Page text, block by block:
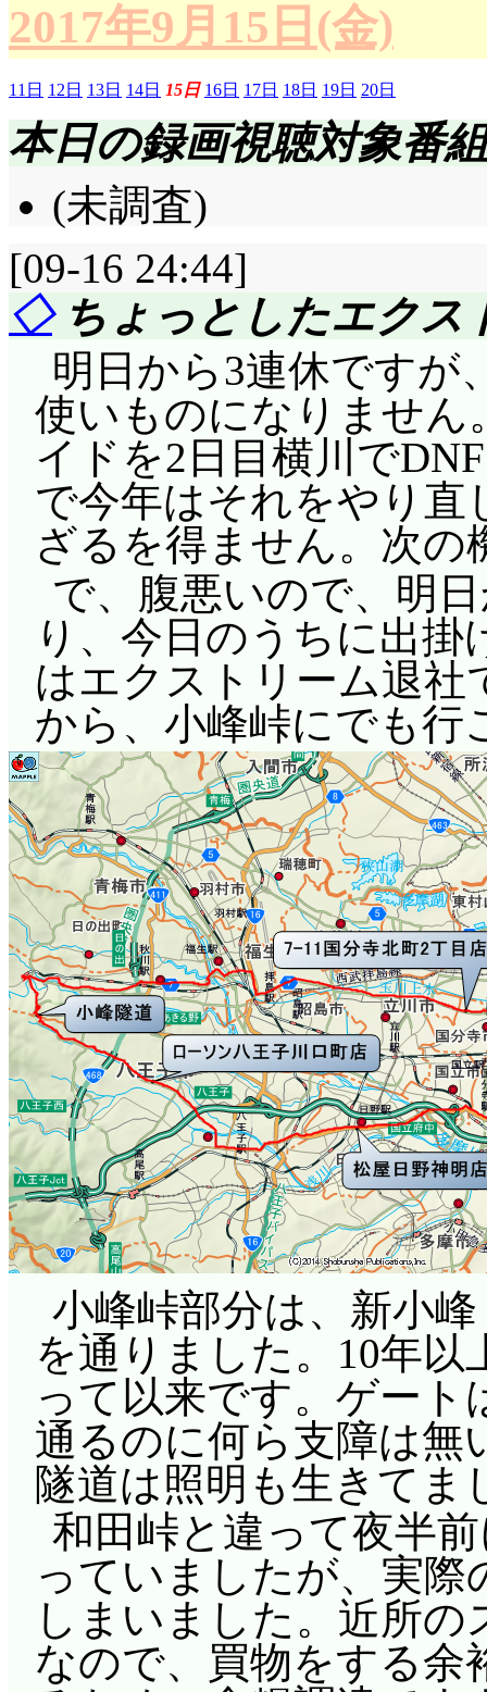
2017年9月15日(金)
11日 12日 13日 14日 15日 16日 17日 18日 19日 20日
本日の録画視聴対象番組
(未調査)
[09-16 24:44]
◇ちょっとしたエクス
明日から3連休ですが
使いものになりません
イドを2日目横川で
で今年はそれをやり
ざるを得ません。次の
で、腹悪いので、明
り、今日のうちに出
はエクストリーム退社
から、小峰峠にでも行
小峰峠部分は、新小
を通りました。10年
って以来です。ゲー
通るのに何ら支障は無
隧道は照明も生きてま
和田峠と違って夜半
っていましたが、実際
しまいました。近所の
なので、買物をする余